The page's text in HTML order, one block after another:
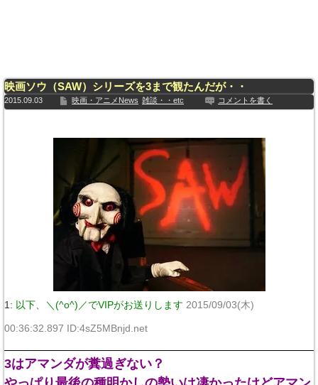
映画ソウ（SAW）シリーズを3まで観たんだが・・
2015.09.03 映画・アニメNews 雑談・・etc コメントを書く
1: 以下、＼(^o^)／でVIPがお送りします 2015/09/03(木)
00:36:32.897 ID:4sZ5MBnjd.net
3はアマンダが糞過ぎない？